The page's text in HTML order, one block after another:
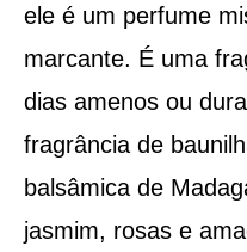
ele é um perfume
marcante. É uma
dias amenos ou
fragrância de
balsâmica de
jasmim, rosas e